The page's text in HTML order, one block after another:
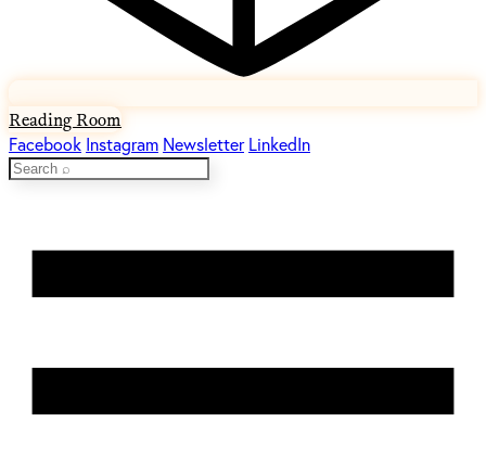
Reading Room
Facebook Instagram Newsletter LinkedIn